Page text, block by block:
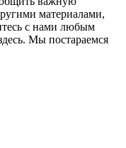
материалами,
с нами любым
Мы постараемся